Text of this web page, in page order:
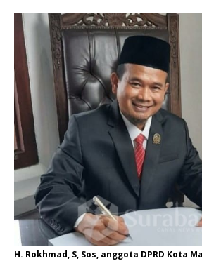
H. Rokhmad, S, Sos, anggota DPRD Kota